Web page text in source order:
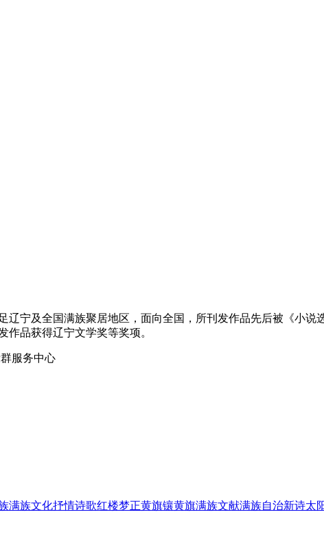
辽宁及全国满族聚居地区，面向全国，所刊发作品先后被《小
品获得辽宁文学奖等奖项。
服务中心
满族文化抒情诗歌红楼梦正黄旗镶黄旗满族文献满族自治新诗太